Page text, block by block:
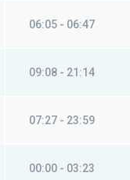
06:05 - 06:47
09:08 - 21:14
07:27 - 23:59
00:00 - 03:23